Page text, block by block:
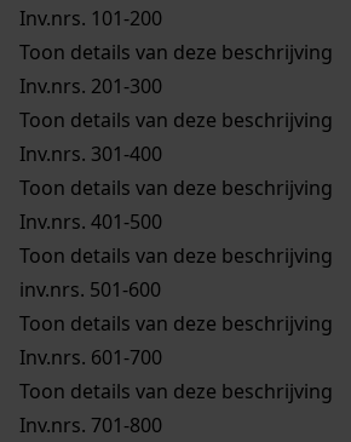
Inv.nrs. 101-200
Toon details van deze beschrijving
Inv.nrs. 201-300
Toon details van deze beschrijving
Inv.nrs. 301-400
Toon details van deze beschrijving
Inv.nrs. 401-500
Toon details van deze beschrijving
inv.nrs. 501-600
Toon details van deze beschrijving
Inv.nrs. 601-700
Toon details van deze beschrijving
Inv.nrs. 701-800